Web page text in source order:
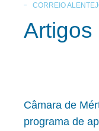
CORREIO
Artigos
Câmara de
programa de